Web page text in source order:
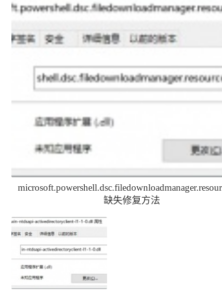
events.dll如何修复
1-0.dll丢失一键修复
缺失修复方法